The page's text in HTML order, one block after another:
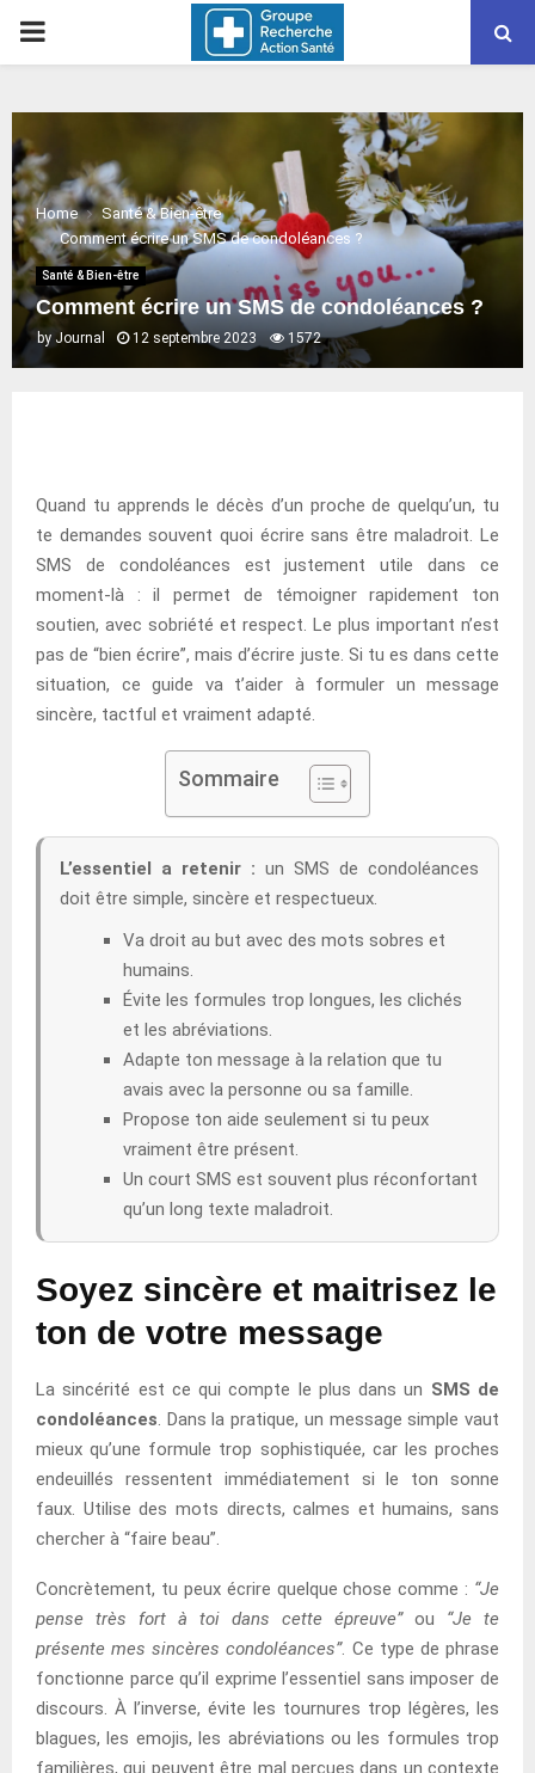
PRIMARY
Home
Santé & Bien-être
Comment écrire un SMS de condoléances ?
Santé & Bien-être
Comment écrire un SMS de condoléances ?
by Journal 12 septembre 2023 1572
Quand tu apprends le décès d’un proche de quelqu’un, tu
te demandes souvent quoi écrire sans être maladroit. Le
SMS de condoléances est justement utile dans ce
moment-là : il permet de témoigner rapidement ton
soutien, avec sobriété et respect. Le plus important n’est
pas de “bien écrire”, mais d’écrire juste. Si tu es dans cette
situation, ce guide va t’aider à formuler un message
sincère, tactful et vraiment adapté.
Sommaire
L’essentiel a retenir : un SMS de condoléances
doit être simple, sincère et respectueux.
Va droit au but avec des mots sobres et
humains.
Évite les formules trop longues, les clichés
et les abréviations.
Adapte ton message à la relation que tu
avais avec la personne ou sa famille.
Propose ton aide seulement si tu peux
vraiment être présent.
Un court SMS est souvent plus réconfortant
qu’un long texte maladroit.
Soyez sincère et maitrisez le
ton de votre message
La sincérité est ce qui compte le plus dans un SMS de
condoléances . Dans la pratique, un message simple vaut
mieux qu’une formule trop sophistiquée, car les proches
endeuillés ressentent immédiatement si le ton sonne
faux. Utilise des mots directs, calmes et humains, sans
chercher à “faire beau”.
Concrètement, tu peux écrire quelque chose comme : “Je
pense très fort à toi dans cette épreuve”ou “Je te
présente mes sincères condoléances”. Ce type de phrase
fonctionne parce qu’il exprime l’essentiel sans imposer de
discours. À l’inverse, évite les tournures trop légères, les
blagues, les emojis, les abréviations ou les formules trop
familières, qui peuvent être mal perçues dans un contexte